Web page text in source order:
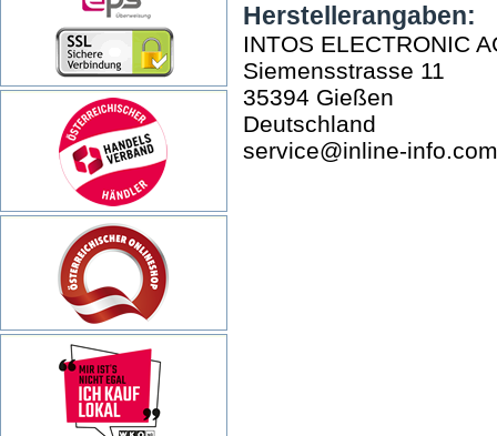
Herstellerangaben:
INTOS ELECTRONIC
Siemensstrasse 11
35394 Gießen
Deutschland
service@inline-info.com